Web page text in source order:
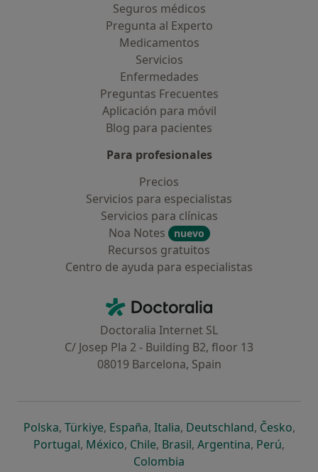
Seguros médicos
Pregunta al Experto
Medicamentos
Servicios
Enfermedades
Preguntas Frecuentes
Aplicación para móvil
Blog para pacientes
Para profesionales
Precios
Servicios para especialistas
Servicios para clínicas
Noa Notes
nuevo
Recursos gratuitos
Centro de ayuda para especialistas
Doctoralia - Página de inicio
Doctoralia Internet SL
C/ Josep Pla 2 - Building B2, floor 13
08019 Barcelona, Spain
Polskase abre en una nueva pestaña
, Türkiyese abre en una nueva pestaña
, Españase abre en una nueva pestaña
, Italiase abre en una nueva
, Deutschlandse abre en
, Českose
,
Portugalse abre en una nueva pestaña
, Méxicose abre en una nueva pestaña
, Chilese abre en una nueva pestaña
, Brasilse abre en una nueva
, Argentinase abre en
, Perúse
,
Colombia